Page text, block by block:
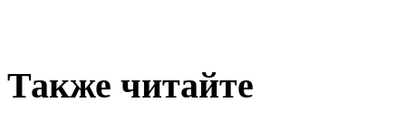
Также читайте